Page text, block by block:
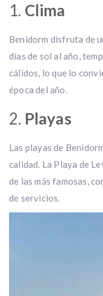
1. Clima
Benidorm disfruta de
días de sol al año,
cálidos, lo que lo
época del año.
2. Playas
Las playas de
calidad. La Playa de
de las más famosas,
de servicios.